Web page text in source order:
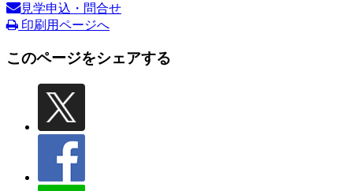
見学申込・問合せ
印刷用ページへ
このページをシェアする